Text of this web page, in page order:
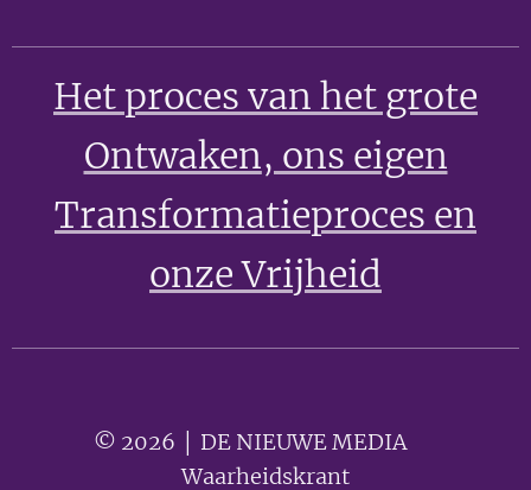
Het proces van het grote
Ontwaken, ons eigen
Transformatieproces en
onze Vrijheid
© 2026 │ DE NIEUWE MEDIA 🟣
Waarheidskrant